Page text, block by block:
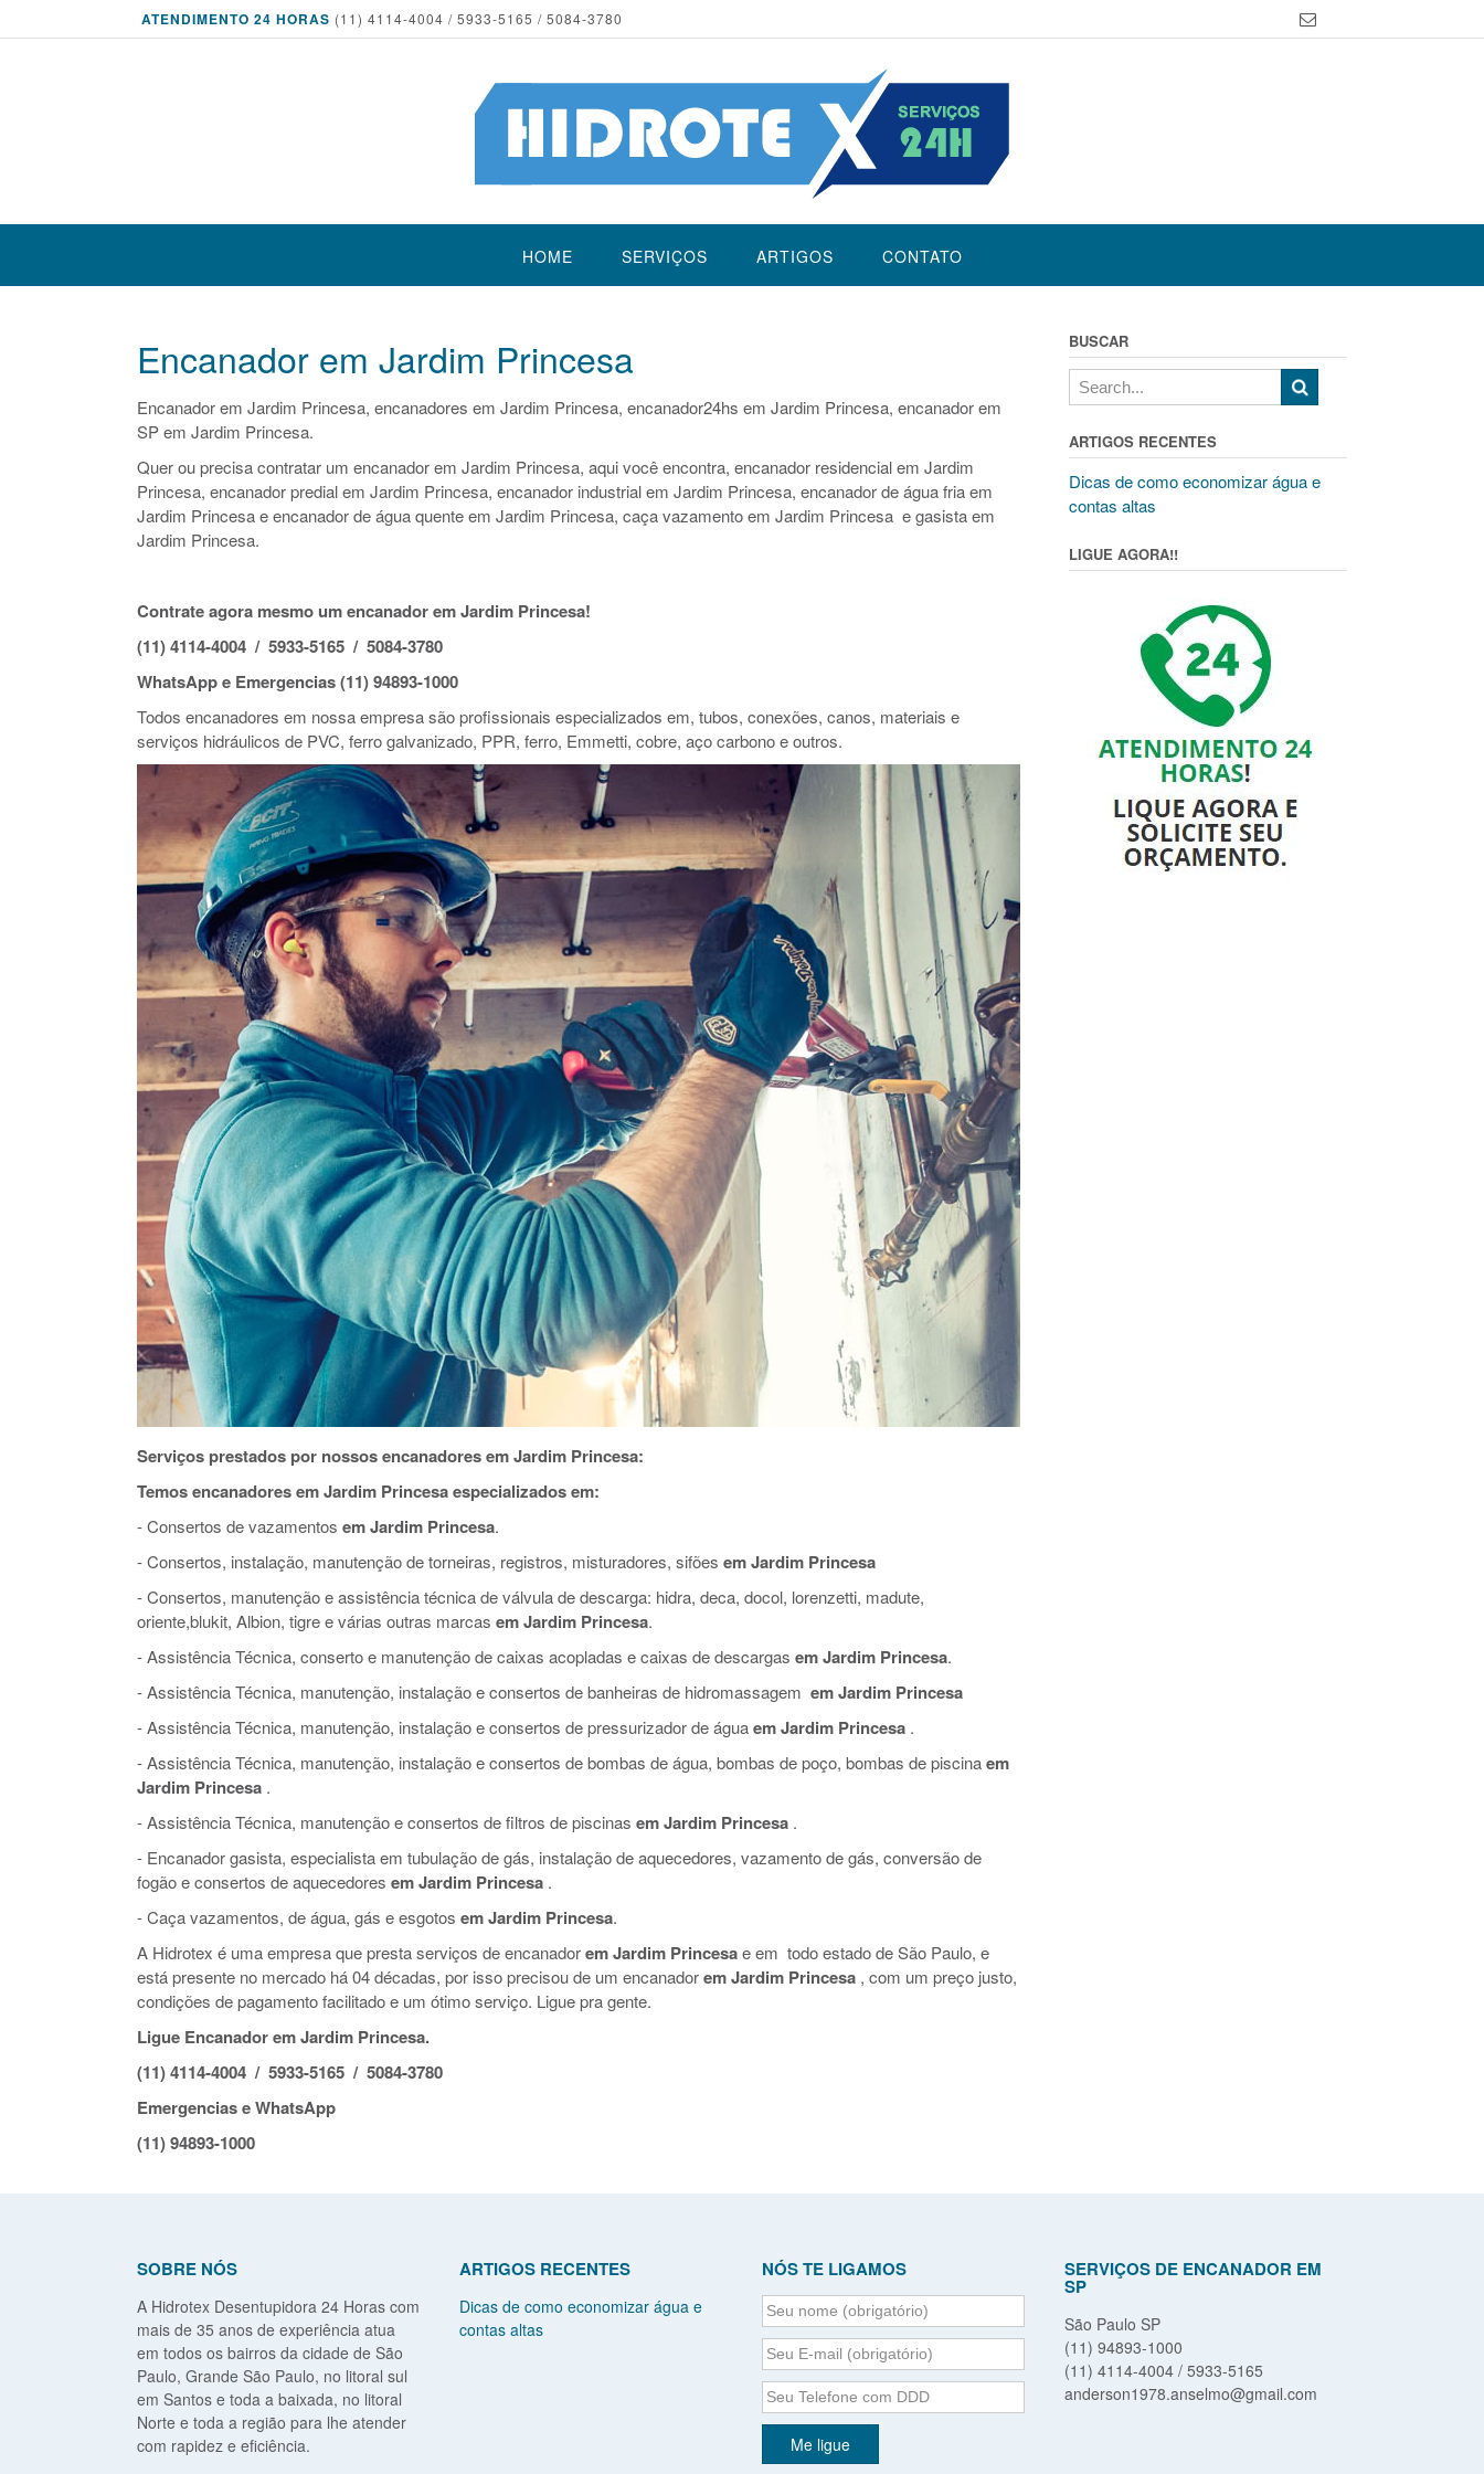
ATENDIMENTO 24 HORAS (11) 4114-4004 / 5933-5165 / 5084-3780
HOME SERVIÇOS ARTIGOS CONTATO
Encanador em Jardim Princesa
Encanador em Jardim Princesa, encanadores em Jardim Princesa, encanador24hs em Jardim Princesa, encanador em
SP em Jardim Princesa.
Quer ou precisa contratar um encanador em Jardim Princesa, aqui você encontra, encanador residencial em Jardim
Princesa, encanador predial em Jardim Princesa, encanador industrial em Jardim Princesa, encanador de água fria em
Jardim Princesa e encanador de água quente em Jardim Princesa, caça vazamento em Jardim Princesa e gasista em
Jardim Princesa.
Contrate agora mesmo um encanador em Jardim Princesa!
(11) 4114-4004 / 5933-5165 / 5084-3780
WhatsApp e Emergencias (11) 94893-1000
Todos encanadores em nossa empresa são profissionais especializados em, tubos, conexões, canos, materiais e
serviços hidráulicos de PVC, ferro galvanizado, PPR, ferro, Emmetti, cobre, aço carbono e outros.
Serviços prestados por nossos encanadores em Jardim Princesa:
Temos encanadores em Jardim Princesa especializados em:
- Consertos de vazamentos em Jardim Princesa.
- Consertos, instalação, manutenção de torneiras, registros, misturadores, sifões em Jardim Princesa
- Consertos, manutenção e assistência técnica de válvula de descarga: hidra, deca, docol, lorenzetti, madute,
oriente,blukit, Albion, tigre e várias outras marcas em Jardim Princesa.
- Assistência Técnica, conserto e manutenção de caixas acopladas e caixas de descargas em Jardim Princesa.
- Assistência Técnica, manutenção, instalação e consertos de banheiras de hidromassagem em Jardim Princesa
- Assistência Técnica, manutenção, instalação e consertos de pressurizador de águaem Jardim Princesa .
- Assistência Técnica, manutenção, instalação e consertos de bombas de água, bombas de poço, bombas de piscinaem
Jardim Princesa .
- Assistência Técnica, manutenção e consertos de filtros de piscinas em Jardim Princesa .
- Encanador gasista, especialista em tubulação de gás, instalação de aquecedores, vazamento de gás, conversão de
fogão e consertos de aquecedores em Jardim Princesa .
- Caça vazamentos, de água, gás e esgotos em Jardim Princesa.
A Hidrotex é uma empresa que presta serviços de encanadorem Jardim Princesae em todo estado de São Paulo, e
está presente no mercado há 04 décadas, por isso precisou de um encanadorem Jardim Princesa , com um preço justo,
condições de pagamento facilitado e um ótimo serviço. Ligue pra gente.
Ligue Encanador em Jardim Princesa.
(11) 4114-4004 / 5933-5165 / 5084-3780
Emergencias e WhatsApp
(11) 94893-1000
BUSCAR
ARTIGOS RECENTES
Dicas de como economizar água e
contas altas
LIGUE AGORA!!
SOBRE NÓS
A Hidrotex Desentupidora 24 Horas com
mais de 35 anos de experiência atua
em todos os bairros da cidade de São
Paulo, Grande São Paulo, no litoral sul
em Santos e toda a baixada, no litoral
Norte e toda a região para lhe atender
com rapidez e eficiência.
ARTIGOS RECENTES
Dicas de como economizar água e
contas altas
NÓS TE LIGAMOS SERVIÇOS DE ENCANADOR EM
SP
São Paulo SP
(11) 94893-1000
(11) 4114-4004 / 5933-5165
anderson1978.anselmo@gmail.com